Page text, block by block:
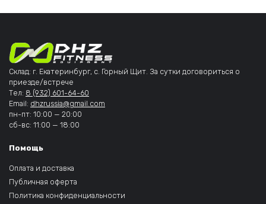
Склад: г. Екатеринбург, с. Горный Щит. За сутки договориться о
приезде/встрече
Тел: 8 (932) 601-64-60
Email: dhzrussia@gmail.com
пн-пт: 10:00 — 20:00
сб-вс: 11:00 — 18:00
Помощь
Оплата и доставка
Публичная оферта
Политика конфиденциальности